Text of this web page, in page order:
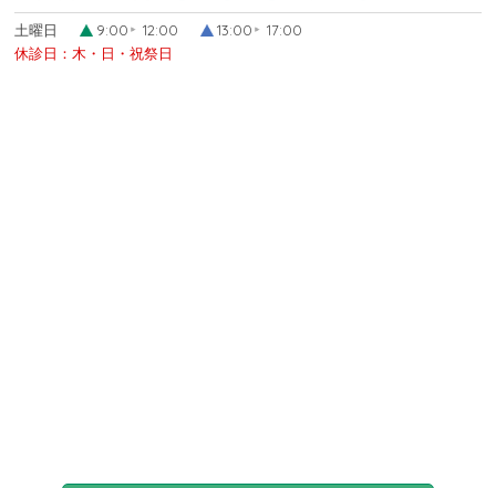
土曜日 9:0012:00 13:0017:00
休診日：木・日・祝祭日